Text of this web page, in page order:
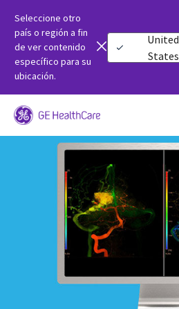
Seleccione otro
país o región a fin
de ver contenido
específico para su
ubicación.
United
States